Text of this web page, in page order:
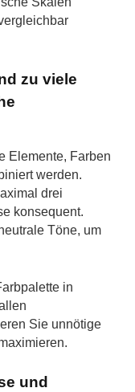
zu viele
Elemente, Farben
werden.
drei
konsequent.
Töne, um
in
Sie unnötige
und